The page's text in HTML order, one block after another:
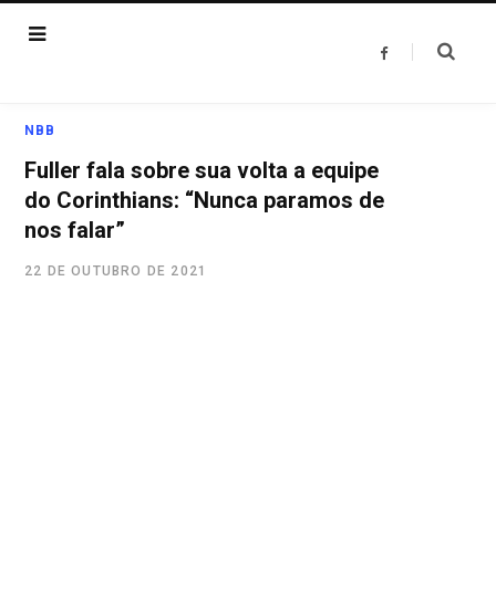
F
NBB
Fuller fala sobre sua volta a equipe
do Corinthians: “Nunca paramos de
nos falar”
22 DE OUTUBRO DE 2021